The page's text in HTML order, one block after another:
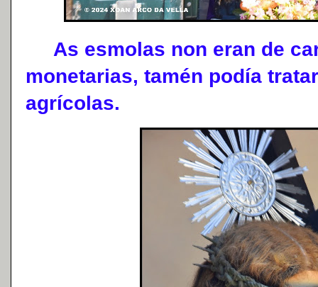
As esmolas non eran de
monetarias, tamén podía
agrícolas.